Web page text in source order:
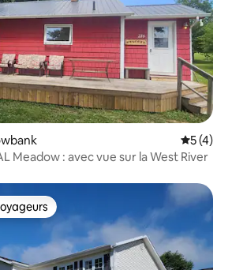
Note
5 (4)
Meadow : avec vue sur la West River
parmi les plus aimés